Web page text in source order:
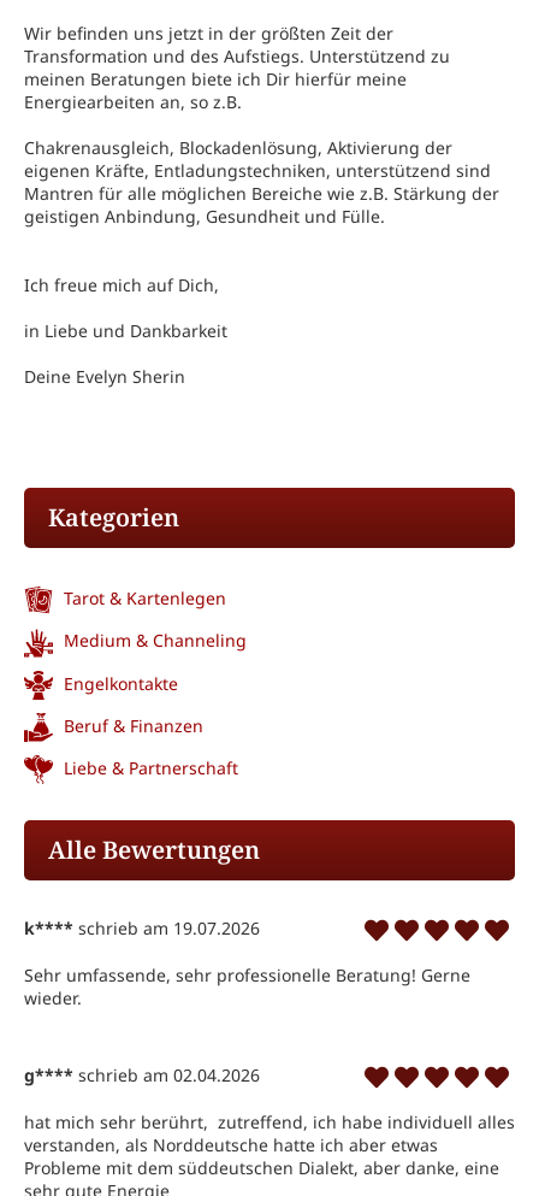
Wir befinden uns jetzt in der größten Zeit der
Transformation und des Aufstiegs. Unterstützend zu
meinen Beratungen biete ich Dir hierfür meine
Energiearbeiten an, so z.B.
Chakrenausgleich, Blockadenlösung, Aktivierung der
eigenen Kräfte, Entladungstechniken, unterstützend sind
Mantren für alle möglichen Bereiche wie z.B. Stärkung der
geistigen Anbindung, Gesundheit und Fülle.
Ich freue mich auf Dich,
in Liebe und Dankbarkeit
Deine Evelyn Sherin
Kategorien
Tarot & Kartenlegen
Medium & Channeling
Engelkontakte
Beruf & Finanzen
Liebe & Partnerschaft
Alle Bewertungen
k**** schrieb am 19.07.2026
Sehr umfassende, sehr professionelle Beratung! Gerne
wieder.
g**** schrieb am 02.04.2026
hat mich sehr berührt,  zutreffend, ich habe individuell alles
verstanden, als Norddeutsche hatte ich aber etwas
Probleme mit dem süddeutschen Dialekt, aber danke, eine
sehr gute Energie